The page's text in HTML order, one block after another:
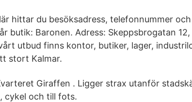
hittar du besöksadress, telefonnummer
butik: Baronen. Adress: Skeppsbrogatan 12,
utbud finns kontor, butiker, lager,
stort Kalmar.
Giraffen . Ligger strax utanför
cykel och till fots.